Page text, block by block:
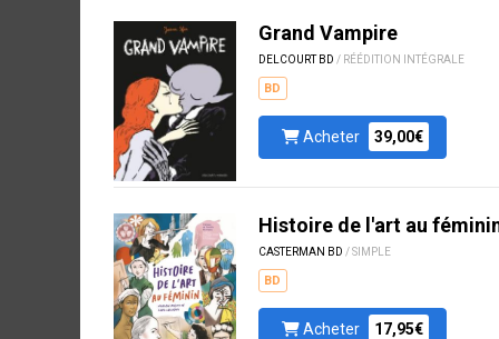
Grand Vampire
DELCOURT BD / RÉÉDITION INTÉGRALE
BD
Acheter 39,00€
Histoire de l'art au
CASTERMAN BD / SIMPLE
BD
Acheter 17,95€